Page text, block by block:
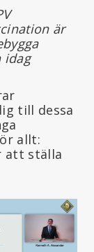
är
idag
till dessa
allt:
att ställa